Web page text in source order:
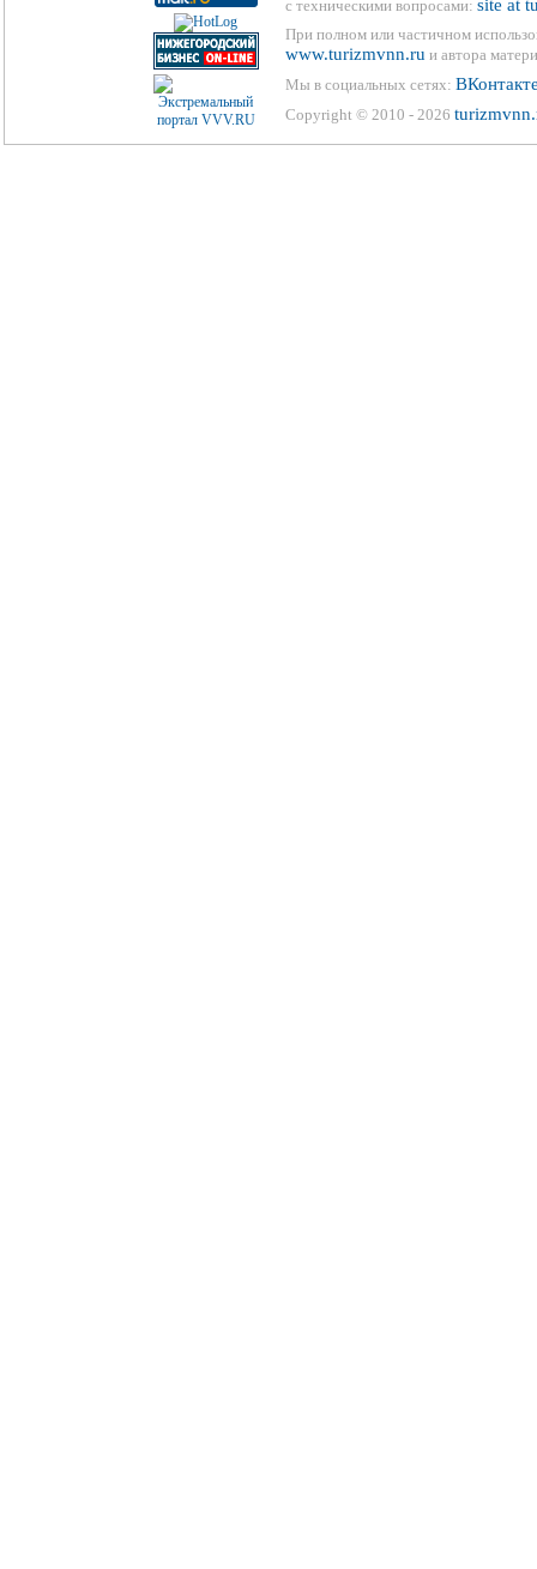
с техническими вопросами: site at
При полном или частичном
www.turizmvnn.ru и автора
Мы в социальных сетях:
Copyright © 2010 - 2026